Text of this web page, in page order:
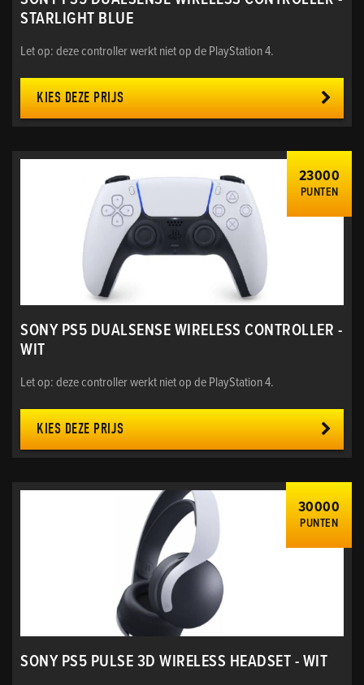
STARLIGHT BLUE
Let op: deze controller werkt niet op de PlayStation 4.
KIES DEZE PRIJS
23000
PUNTEN
SONY PS5 DUALSENSE WIRELESS CONTROLLER -
WIT
Let op: deze controller werkt niet op de PlayStation 4.
KIES DEZE PRIJS
30000
PUNTEN
SONY PS5 PULSE 3D WIRELESS HEADSET - WIT